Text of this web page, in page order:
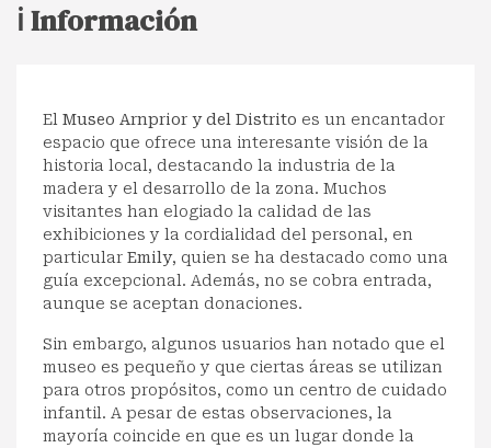
ℹ️ Información
El Museo Arnprior y del Distrito es un encantador
espacio que ofrece una interesante visión de la
historia local, destacando la industria de la
madera y el desarrollo de la zona. Muchos
visitantes han elogiado la calidad de las
exhibiciones y la cordialidad del personal, en
particular Emily, quien se ha destacado como una
guía excepcional. Además, no se cobra entrada,
aunque se aceptan donaciones.
Sin embargo, algunos usuarios han notado que el
museo es pequeño y que ciertas áreas se utilizan
para otros propósitos, como un centro de cuidado
infantil. A pesar de estas observaciones, la
mayoría coincide en que es un lugar donde la